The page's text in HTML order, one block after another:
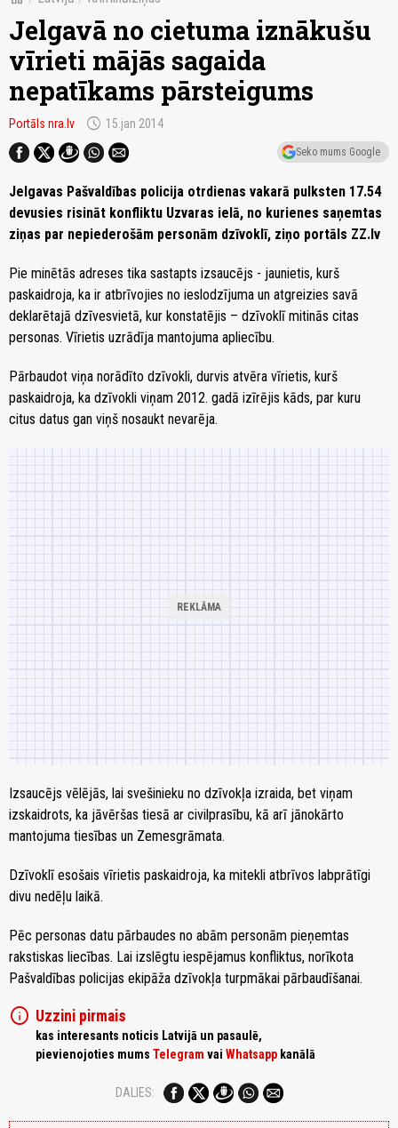
Jelgavā no cietuma iznākušu
vīrieti mājās sagaida
nepatīkams pārsteigums
Portāls nra.lv schedule 15.jan 2014
Seko mums Google
Jelgavas Pašvaldības policija otrdienas vakarā pulksten 17.54
devusies risināt konfliktu Uzvaras ielā, no kurienes saņemtas
ziņas par nepiederošām personām dzīvoklī, ziņo portāls ZZ.lv
Pie minētās adreses tika sastapts izsaucējs - jaunietis, kurš
paskaidroja, ka ir atbrīvojies no ieslodzījuma un atgreizies savā
deklarētajā dzīvesvietā, kur konstatējis – dzīvoklī mitinās citas
personas. Vīrietis uzrādīja mantojuma apliecību.
Pārbaudot viņa norādīto dzīvokli, durvis atvēra vīrietis, kurš
paskaidroja, ka dzīvokli viņam 2012. gadā izīrējis kāds, par kuru
citus datus gan viņš nosaukt nevarēja.
Izsaucējs vēlējās, lai svešinieku no dzīvokļa izraida, bet viņam
izskaidrots, ka jāvēršas tiesā ar civilprasību, kā arī jānokārto
mantojuma tiesības un Zemesgrāmata.
Dzīvoklī esošais vīrietis paskaidroja, ka mitekli atbrīvos labprātīgi
divu nedēļu laikā.
Pēc personas datu pārbaudes no abām personām pieņemtas
rakstiskas liecības. Lai izslēgtu iespējamus konfliktus, norīkota
Pašvaldības policijas ekipāža dzīvokļa turpmākai pārbaudīšanai.
info Uzzini pirmais
kas interesants noticis Latvijā un pasaulē,
pievienojoties mums Telegram vai Whatsapp kanālā
DALIES: